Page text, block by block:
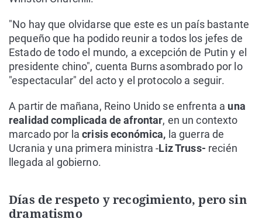
"No hay que olvidarse que este es un país bastante
pequeño que ha podido reunir a todos los jefes de
Estado de todo el mundo, a excepción de Putin y el
presidente chino", cuenta Burns asombrado por lo
"espectacular" del acto y el protocolo a seguir.
A partir de mañana, Reino Unido se enfrenta a una
realidad complicada de afrontar, en un contexto
marcado por la crisis económica, la guerra de
Ucrania y una primera ministra -Liz Truss- recién
llegada al gobierno.
Días de respeto y recogimiento, pero sin
dramatismo